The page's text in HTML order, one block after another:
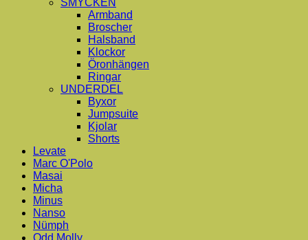
Armband
Broscher
Halsband
Klockor
Öronhängen
Ringar
UNDERDEL
Byxor
Jumpsuite
Kjolar
Shorts
Levate
Marc O'Polo
Masai
Micha
Minus
Nanso
Nümph
Odd Molly